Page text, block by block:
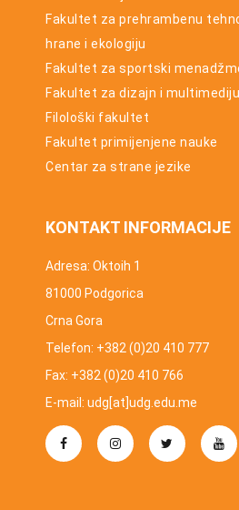
Fakultet za prehrambenu
hrane i ekologiju
Fakultet za sportski
Fakultet za dizajn i multimediju
Filološki fakultet
Fakultet primijenjene nauke
Centar za strane jezike
KONTAKT INFORMACIJE
Adresa: Oktoih 1
81000 Podgorica
Crna Gora
Telefon: +382 (0)20 410 777
Fax: +382 (0)20 410 766
E-mail: udg[at]udg.edu.me